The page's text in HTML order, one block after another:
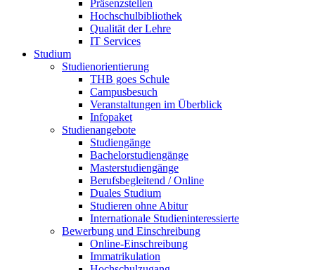
Präsenzstellen
Hochschulbibliothek
Qualität der Lehre
IT Services
Studium
Studienorientierung
THB goes Schule
Campusbesuch
Veranstaltungen im Überblick
Infopaket
Studienangebote
Studiengänge
Bachelorstudiengänge
Masterstudiengänge
Berufsbegleitend / Online
Duales Studium
Studieren ohne Abitur
Internationale Studieninteressierte
Bewerbung und Einschreibung
Online-Einschreibung
Immatrikulation